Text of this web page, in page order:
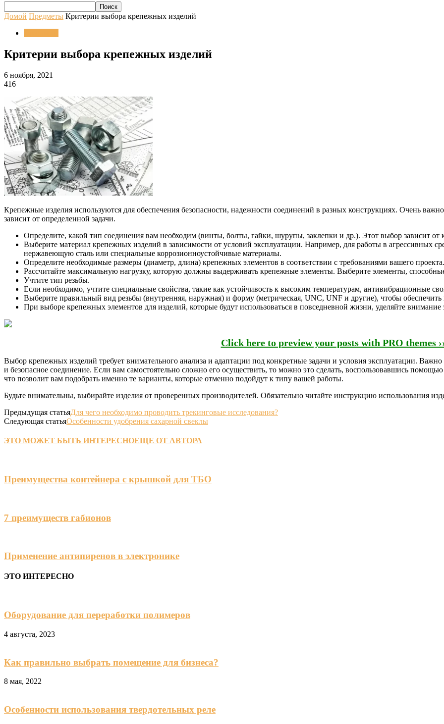
Домой Предметы Критерии выбора крепежных изделий
Критерии выбора крепежных изделий
6 ноября, 2021
416
Крепежные изделия используются для обеспечения безопасности, надежности соединений в разных конструкциях. Очень
зависит от определенной задачи.
Определите, какой тип соединения вам необходим (винты, болты, гайки, шурупы, заклепки и др.). Этот выбор зависит от
Выберите материал крепежных изделий в зависимости от условий эксплуатации. Например, для работы в агрессивных
нержавеющую сталь или специальные коррозионноустойчивые материалы.
Определите необходимые размеры (диаметр, длина) крепежных элементов в соответствии с требованиями вашего проекта.
Рассчитайте максимальную нагрузку, которую должны выдерживать крепежные элементы. Выберите элементы, способные
Учтите тип резьбы.
Если необходимо, учтите специальные свойства, такие как устойчивость к высоким температурам, антивибрационные
Выберите правильный вид резьбы (внутренняя, наружная) и форму (метрическая, UNC, UNF и другие), чтобы обеспечить
При выборе крепежных элементов для изделий, которые будут использоваться в повседневной жизни, уделяйте
Click here to preview your posts with PRO themes
Выбор крепежных изделий требует внимательного анализа и адаптации под конкретные задачи и условия эксплуатации.
и безопасное соединение. Если вам самостоятельно сложно его осуществить, то можно это сделать, воспользовавшись
что позволит вам подобрать именно те варианты, которые отменно подойдут к типу вашей работы.
Будьте внимательны, выбирайте изделия от проверенных производителей. Обязательно читайте инструкцию использования
Предыдущая статьяДля чего необходимо проводить трекинговые исследования?
Следующая статьяОсобенности удобрения сахарной свеклы
ЭТО МОЖЕТ БЫТЬ ИНТЕРЕСНОЕЩЕ ОТ АВТОРА
Преимущества контейнера с крышкой для ТБО
7 преимуществ габионов
Применение антипиренов в электронике
ЭТО ИНТЕРЕСНО
Оборудование для переработки полимеров
4 августа, 2023
Как правильно выбрать помещение для бизнеса?
8 мая, 2022
Особенности использования твердотельных реле